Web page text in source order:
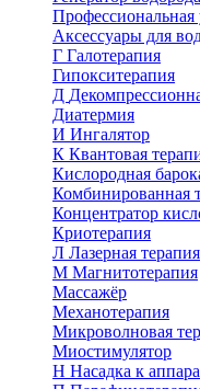
Профессиональная
Аксессуары для
Г Галотерапия
Гипокситерапия
Д
Диатермия
И Ингалятор
К Квантовая
Кислородная
Комбинированная
Концентратор
Криотерапия
Л Лазерная терапия
М Магнитотерапия
Массажёр
Механотерапия
Микроволновая
Миостимулятор
Н Насадка к